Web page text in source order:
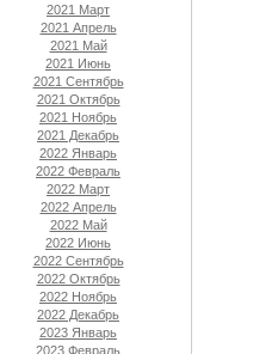
2021 Март
2021 Апрель
2021 Май
2021 Июнь
2021 Сентябрь
2021 Октябрь
2021 Ноябрь
2021 Декабрь
2022 Январь
2022 Февраль
2022 Март
2022 Апрель
2022 Май
2022 Июнь
2022 Сентябрь
2022 Октябрь
2022 Ноябрь
2022 Декабрь
2023 Январь
2023 Февраль